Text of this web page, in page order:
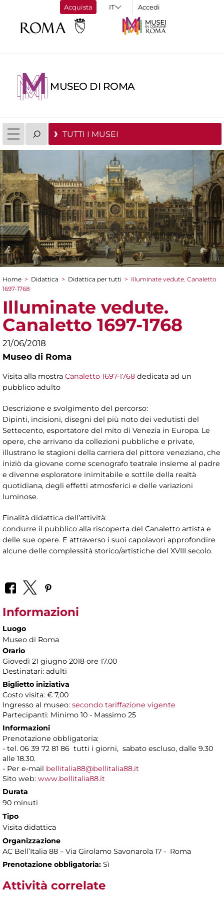
Acquista Accedi
MUSEO DI ROMA
TUTTI I MUSEI
Tu sei qui
Home > Didattica > Didattica per tutti > Illuminate vedute. Canaletto
1697-1768
Illuminate vedute.
Canaletto 1697-1768
21/06/2018
Museo di Roma
Visita alla mostra Canaletto 1697-1768 dedicata ad un
pubblico adulto
Descrizione e svolgimento del percorso:
Dipinti, incisioni, disegni del più noto dei vedutisti del
Settecento, esportatore del mito di Venezia in Europa. Le
opere, che arrivano da collezioni pubbliche e private,
illustrano le stagioni della carriera del pittore veneziano, che
iniziò da giovane come scenografo teatrale insieme al padre
e divenne esploratore inimitabile e sottile della realtà
quotidiana, degli effetti atmosferici e delle variazioni
luminose.
Finalità didattica dell’attività:
condurre il pubblico alla riscoperta del Canaletto artista e
delle sue opere. E attraverso i suoi capolavori approfondire
alcune delle complessità storico/artistiche del XVIII secolo.
Informazioni
Luogo
Museo di Roma
Orario
Giovedì 21 giugno 2018 ore 17.00
Destinatari: adulti
Biglietto iniziativa
Costo visita: € 7,00
Ingresso al museo: secondo tariffazione vigente
Partecipanti: Minimo 10 - Massimo 25
Informazioni
Prenotazione obbligatoria:
- tel. 06 39 72 81 86 tutti i giorni, sabato escluso, dalle 9.30
alle 18.30.
- Per e-mail bellitalia88@bellitalia88.it
Sito web: www.bellitalia88.it
Durata
90 minuti
Tipo
Visita didattica
Organizzazione
AC Bell’Italia 88 – Via Girolamo Savonarola 17 - Roma
Prenotazione obbligatoria: Sì
Attività correlate